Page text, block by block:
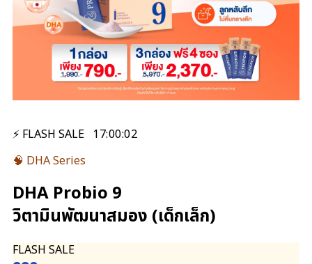
⚡ FLASH SALE 17:00:01
🧠 DHA Series
DHA Probio 9
วิตามินพัฒนาสมอง (เด็กเล็ก)
FLASH SALE